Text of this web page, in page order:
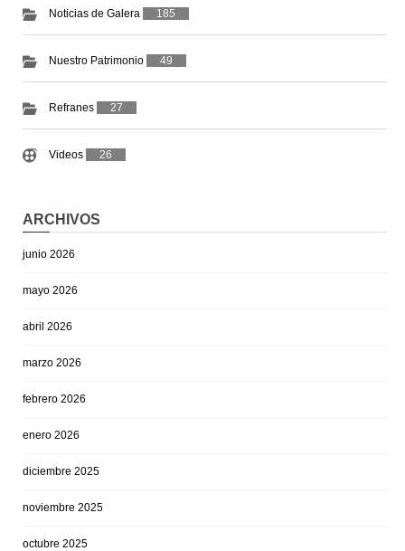
Noticias de Galera 185
Nuestro Patrimonio 49
Refranes 27
Videos 26
ARCHIVOS
junio 2026
mayo 2026
abril 2026
marzo 2026
febrero 2026
enero 2026
diciembre 2025
noviembre 2025
octubre 2025